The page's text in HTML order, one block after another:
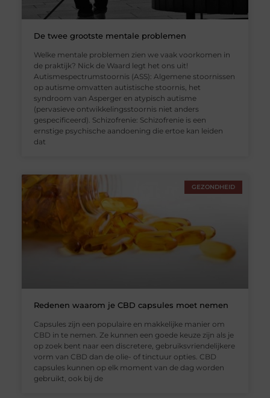
De twee grootste mentale problemen
Welke mentale problemen zien we vaak voorkomen in
de praktijk? Nick de Waard legt het ons uit!
Autismespectrumstoornis (ASS): Algemene stoornissen
op autisme omvatten autistische stoornis, het
syndroom van Asperger en atypisch autisme
(pervasieve ontwikkelingsstoornis niet anders
gespecificeerd). Schizofrenie: Schizofrenie is een
ernstige psychische aandoening die ertoe kan leiden
dat
GEZONDHEID
Redenen waarom je CBD capsules moet nemen
Capsules zijn een populaire en makkelijke manier om
CBD in te nemen. Ze kunnen een goede keuze zijn als je
op zoek bent naar een discretere, gebruiksvriendelijkere
vorm van CBD dan de olie- of tinctuur opties. CBD
capsules kunnen op elk moment van de dag worden
gebruikt, ook bij de